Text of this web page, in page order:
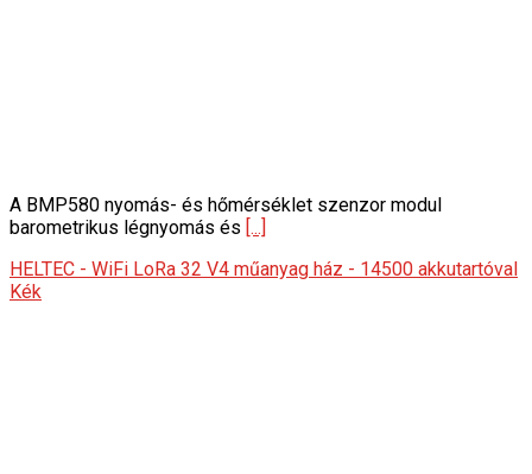
A BMP580 nyomás- és hőmérséklet szenzor modul
barometrikus légnyomás és [...]
HELTEC - WiFi LoRa 32 V4 műanyag ház - 14500 akkutartóval
Kék